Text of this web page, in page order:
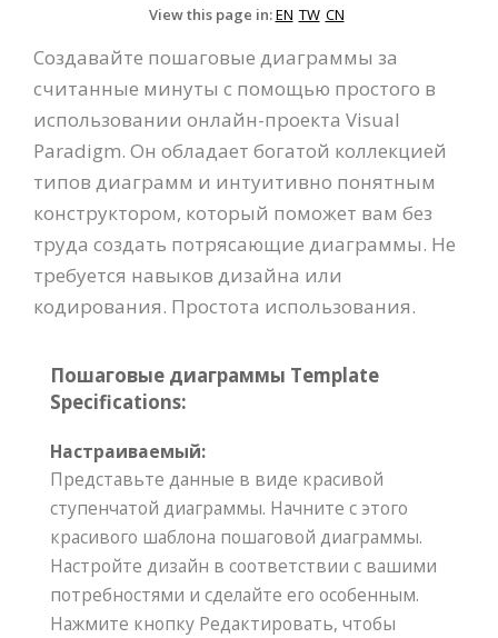
View this page in:EN TW CN
Создавайте пошаговые диаграммы за
считанные минуты с помощью простого в
использовании онлайн-проекта Visual
Paradigm. Он обладает богатой коллекцией
типов диаграмм и интуитивно понятным
конструктором, который поможет вам без
труда создать потрясающие диаграммы. Не
требуется навыков дизайна или
кодирования. Простота использования.
Пошаговые диаграммы Template
Specifications:
Настраиваемый:
Представьте данные в виде красивой
ступенчатой диаграммы. Начните с этого
красивого шаблона пошаговой диаграммы.
Настройте дизайн в соответствии с вашими
потребностями и сделайте его особенным.
Нажмите кнопку Редактировать, чтобы